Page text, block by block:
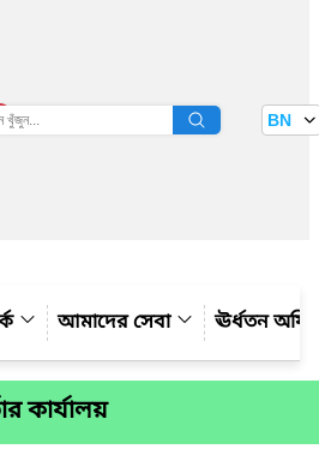
তথ্য বাতায়ন BN
আমাদের সেবা ঊর্ধতন
কার্যালয়